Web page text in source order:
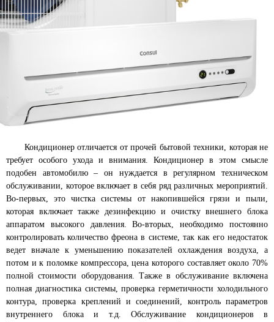
Кондиционер отличается от прочей бытовой техники, которая не
требует особого ухода и внимания. Кондиционер в этом смысле
подобен автомобилю – он нуждается в регулярном техническом
обслуживании, которое включает в себя ряд различных мероприятий.
Во-первых, это чистка системы от накопившейся грязи и пыли,
которая включает также дезинфекцию и очистку внешнего блока
аппаратом высокого давления. Во-вторых, необходимо постоянно
контролировать количество фреона в системе, так как его недостаток
ведет вначале к уменьшению показателей охлаждения воздуха, а
потом и к поломке компрессора, цена которого составляет около 70%
полной стоимости оборудования. Также в обслуживание включена
полная диагностика системы, проверка герметичности холодильного
контура, проверка креплений и соединений, контроль параметров
внутреннего блока и т.д. Обслуживание кондиционеров в